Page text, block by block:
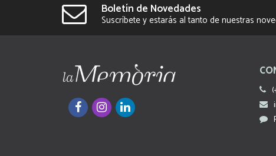
Boletín de Novedades
Suscríbete y estarás al tanto de nuestras